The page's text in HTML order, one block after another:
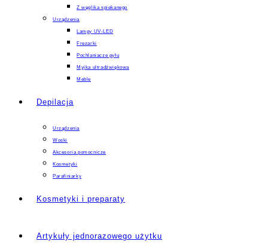
Z węglika spiekanego
Urządzenia
Lampy UV-LED
Frezarki
Pochlaniacze pyłu
Myjka ultradźwiękowa
Meble
Depilacja
Urządzenia
Woski
Akcesoria pomocnicze
Kosmetyki
Parafiniarky
Kosmetyki i preparaty
Artykuły jednorazowego użytku